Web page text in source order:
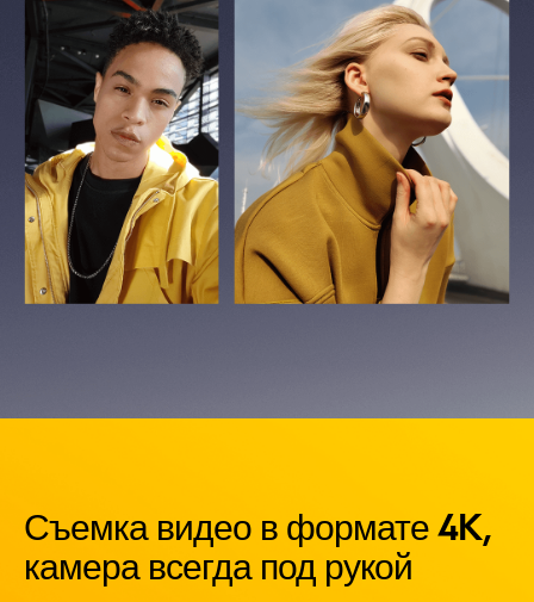
Съемка видео в формате 4K,
камера всегда под рукой